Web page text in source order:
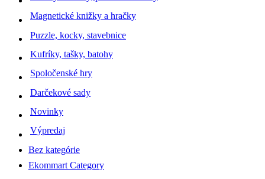
Magnetické knižky a hračky
Puzzle, kocky, stavebnice
Kufríky, tašky, batohy
Spoločenské hry
Darčekové sady
Novinky
Výpredaj
Bez kategórie
Ekommart Category